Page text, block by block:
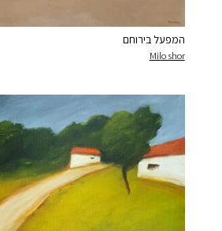
המפעל בירוחם
Milo shor